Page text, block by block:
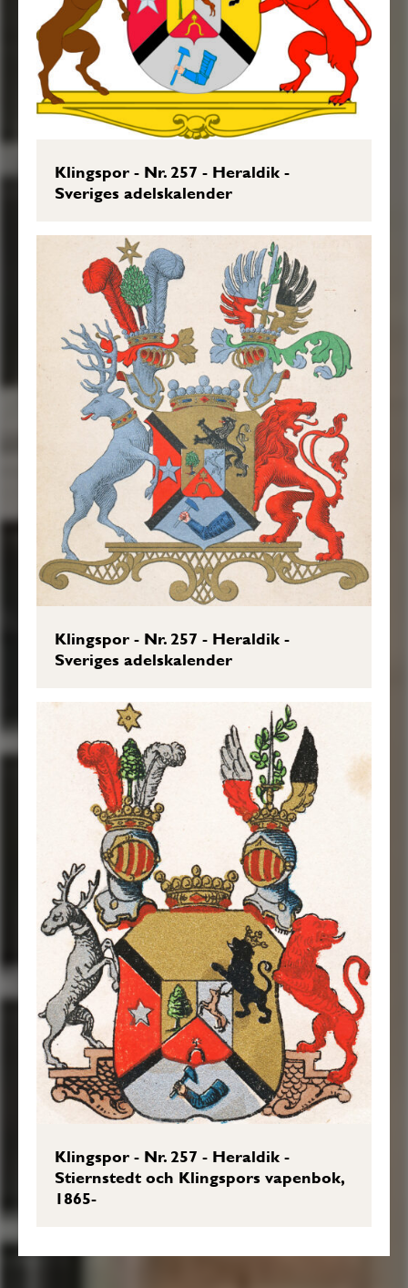
wisar en fem uddig Stjerna af Silfwer, och
det tredje understa fältet är af nyβnämde
Metall hwaruti föreställes, en mot höger
wänd bewäpnad blå arm, som barrewis
håller en hammare af samma färg. Ofwan
på Skjölden står en Friherre Krona, nembl:
twänne öpne, äfwen med Friherrlige
försedde Tornerhjelmar; Utur den högra
hjelmkronan upwäxer emellan twänne
struβfjädrar, den till höger röd, och den
andra till wänster af silfwer, en grönskande
Ek, uppå hwars öfwersta topp ses en Molet
af Guld; och uppå den högra hjelmkronan
står uprest et bart twå händigt swärd,
fästet af Guld, och Klingan af silfwer,
omwefwad med en grönskande lagergren,
emellan twänne fördelade wingar, den till
höger af Silfwer och rödt, samt den andra
till wänster af swart och Guld.
Skjöldhållare äro till höger en hjort af
naturlig färg zirat med ett rödt Guldkantat
hals band, och till wänster ett rödt leijon,
som detta wapen med sine rätte färgor här
ofwan afmålat finnes.”
Sköldebrevsavskrifter, RHA, 13:012.
Transkription: Göran Mörner, 2020-07-
Klingspor - Nr. 257 - Heraldik -
Sveriges adelskalender
Klingspor - Nr. 257 - Heraldik -
Sveriges adelskalender
Klingspor - Nr. 257 - Heraldik -
Stiernstedt och Klingspors vapenbok,
1865-